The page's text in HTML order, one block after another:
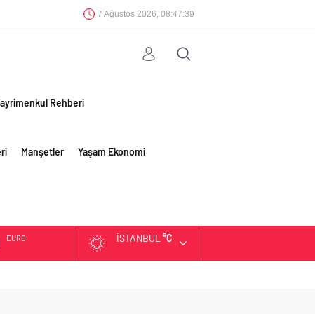
7 Ağustos 2026, 08:47:40
Rehberi
Manşetler Yaşam Ekonomi
EURO İSTANBUL °C